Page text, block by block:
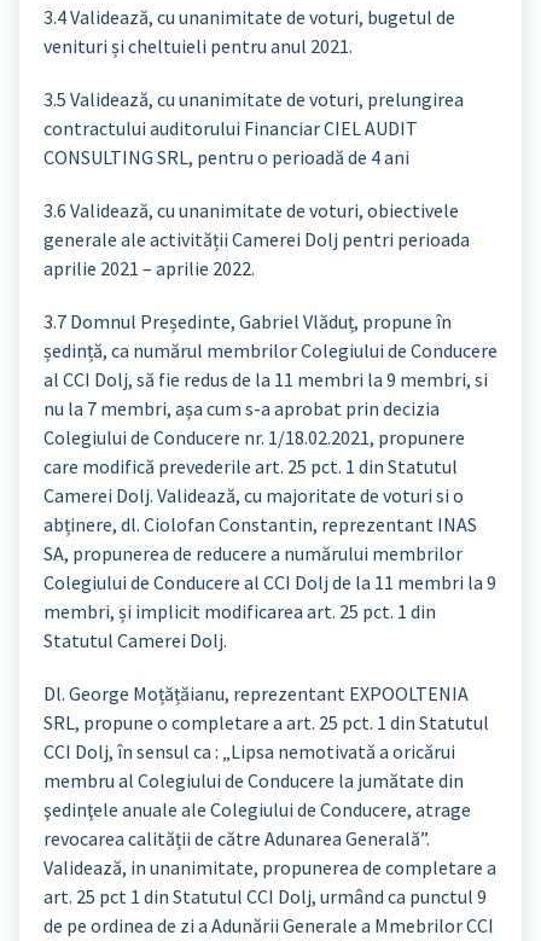
3.4 Validează, cu unanimitate de voturi, bugetul de
venituri și cheltuieli pentru anul 2021.
3.5 Validează, cu unanimitate de voturi, prelungirea
contractului auditorului Financiar CIEL AUDIT
CONSULTING SRL, pentru o perioadă de 4 ani
3.6 Validează, cu unanimitate de voturi, obiectivele
generale ale activității Camerei Dolj pentri perioada
aprilie 2021 – aprilie 2022.
3.7 Domnul Președinte, Gabriel Vlăduț, propune în
ședință, ca numărul membrilor Colegiului de Conducere
al CCI Dolj, să fie redus de la 11 membri la 9 membri, si
nu la 7 membri, așa cum s-a aprobat prin decizia
Colegiului de Conducere nr. 1/18.02.2021, propunere
care modifică prevederile art. 25 pct. 1 din Statutul
Camerei Dolj. Validează, cu majoritate de voturi si o
abținere, dl. Ciolofan Constantin, reprezentant INAS
SA, propunerea de reducere a numărului membrilor
Colegiului de Conducere al CCI Dolj de la 11 membri la 9
membri, și implicit modificarea art. 25 pct. 1 din
Statutul Camerei Dolj.
Dl. George Moțățăianu, reprezentant EXPOOLTENIA
SRL, propune o completare a art. 25 pct. 1 din Statutul
CCI Dolj, în sensul ca : „Lipsa nemotivată a oricărui
membru al Colegiului de Conducere la jumătate din
şedinţele anuale ale Colegiului de Conducere, atrage
revocarea calității de către Adunarea Generală”.
Validează, in unanimitate, propunerea de completare a
art. 25 pct 1 din Statutul CCI Dolj, urmând ca punctul 9
de pe ordinea de zi a Adunării Generale a Mmebrilor CCI